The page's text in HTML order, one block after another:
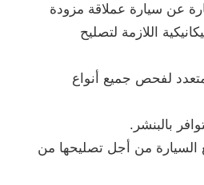
عن سيارة عملاقة مزودة
اللازمة لتصليح
لفحص جميع أنواع
بالبنشر.
السيارة من أجل تصليحها من